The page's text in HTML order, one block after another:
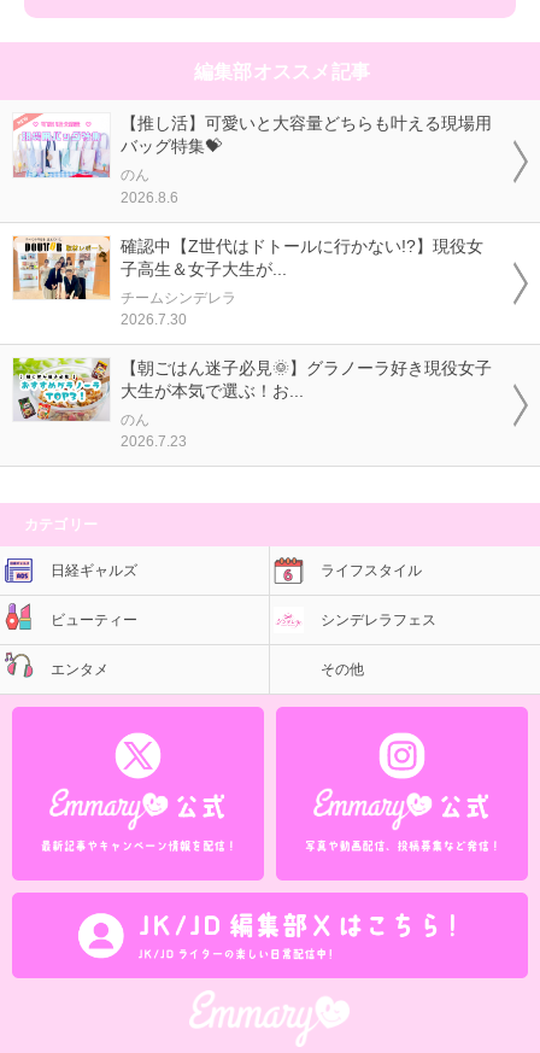
編集部オススメ記事
【推し活】可愛いと大容量どちらも叶える現場用
バッグ特集💝
のん
2026.8.6
確認中【Z世代はドトールに行かない!?】現役女
子高生＆女子大生が...
チームシンデレラ
2026.7.30
【朝ごはん迷子必見🌞】グラノーラ好き現役女子
大生が本気で選ぶ！お...
のん
2026.7.23
カテゴリー
日経ギャルズ ライフスタイル
ビューティー シンデレラフェス
エンタメ その他